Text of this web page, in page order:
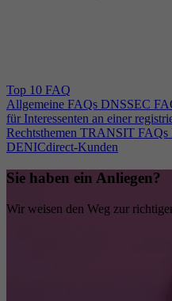
Top 10 FAQ
Allgemeine FAQs DNSSEC
für Interessenten an einer
Rechtsthemen TRANSIT FAQs
DENICdirect-Kunden
Sie haben ein Anliegen?
Wir weisen den Weg zur